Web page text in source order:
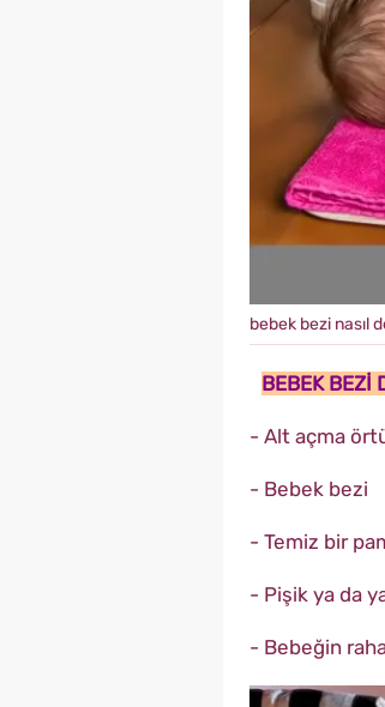
bebek bezi nasıl
BEBEK BEZİ
- Alt açma
- Bebek bezi
- Temiz bir
- Pişik ya da
- Bebeğin